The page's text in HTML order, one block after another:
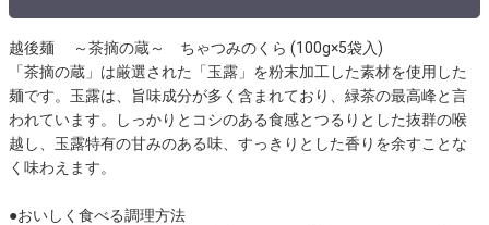
越後麺 ～茶摘の蔵～ ちゃつみのくら (100g×5袋入)
「茶摘の蔵」は厳選された「玉露」を粉末加工した素材を使用した
麺です。玉露は、旨味成分が多く含まれており、緑茶の最高峰と言
われています。しっかりとコシのある食感とつるりとした抜群の喉
越し、玉露特有の甘みのある味、すっきりとした香りを余すことな
く味わえます。
●おいしく食べる調理方法